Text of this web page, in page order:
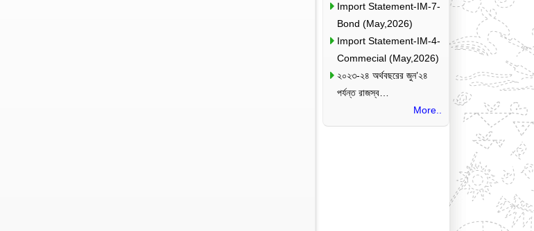
Import Statement-IM-7-
Bond (May,2026)
Import Statement-IM-4-
Commecial (May,2026)
২০২৩-২৪ অর্থবছরের জুন’২৪
পর্যন্ত রাজস্ব…
More..